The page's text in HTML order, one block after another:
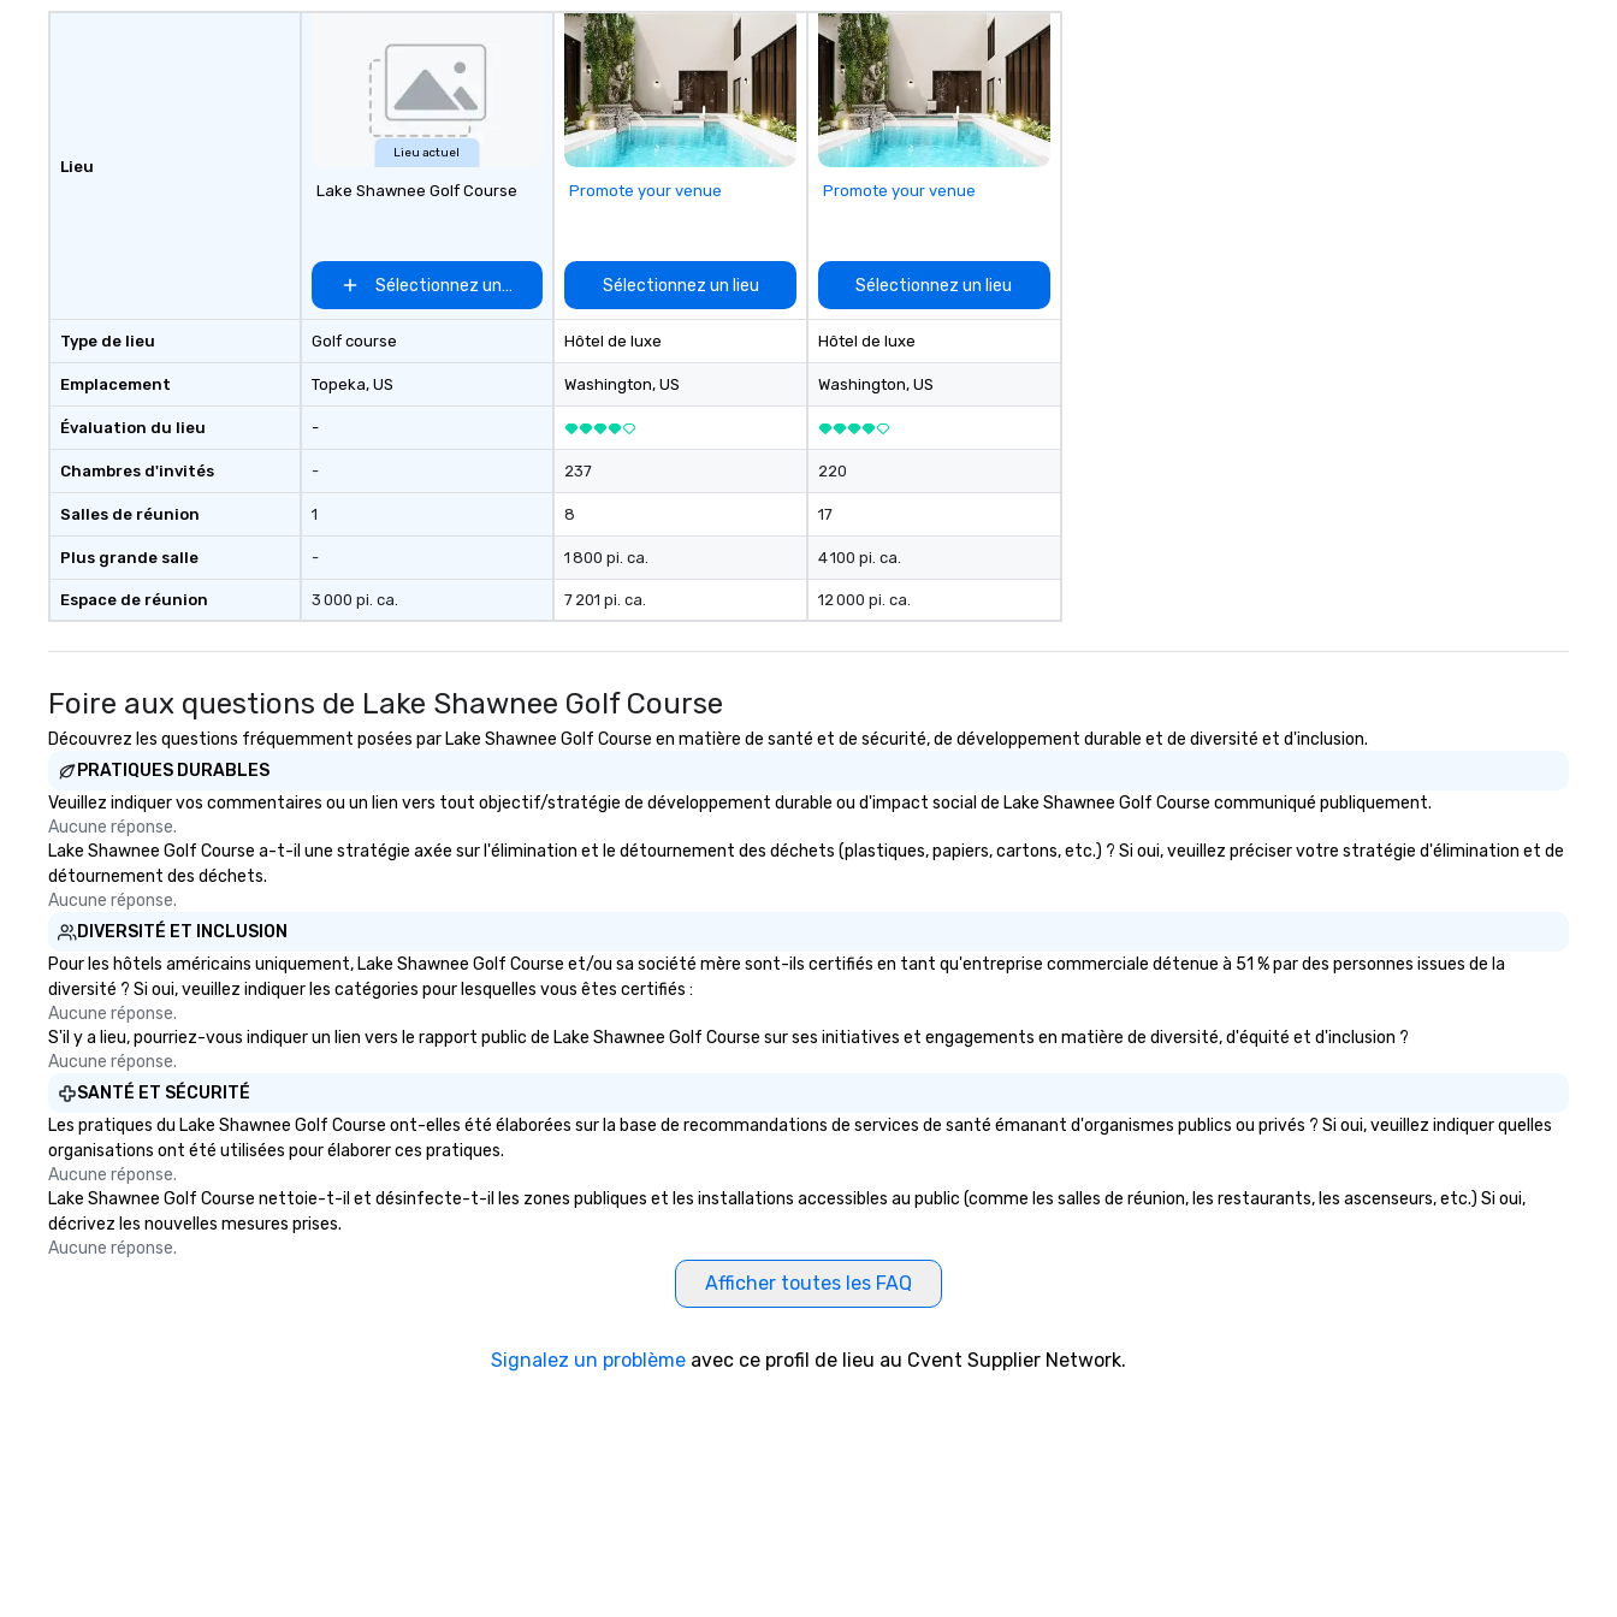
Lieu
Type de lieu
Emplacement
Évaluation du lieu
Chambres d'invités
Salles de réunion
Plus grande salle
Espace de réunion
Lieu actuel
Lake Shawnee Golf Course
Sélectionnez un lieu
Golf course
Topeka, US
-
-
1
-
3 000 pi. ca.
Promote your venue
Sélectionnez un lieu
Hôtel de luxe
Washington, US
237
8
1 800 pi. ca.
7 201 pi. ca.
Promote your venue
Sélectionnez un lieu
Hôtel de luxe
Washington, US
220
17
4 100 pi. ca.
12 000 pi. ca.
Foire aux questions de Lake Shawnee Golf Course
Découvrez les questions fréquemment posées par Lake Shawnee Golf Course en matière de santé et de sécurité, de développement durable et de diversité et d'inclusion.
PRATIQUES DURABLES
Veuillez indiquer vos commentaires ou un lien vers tout objectif/stratégie de développement durable ou d'impact social de Lake Shawnee Golf Course communiqué publiquement.
Aucune réponse.
Lake Shawnee Golf Course a-t-il une stratégie axée sur l'élimination et le détournement des déchets (plastiques, papiers, cartons, etc.) ? Si oui, veuillez préciser votre stratégie d'élimination et de
détournement des déchets.
Aucune réponse.
DIVERSITÉ ET INCLUSION
Pour les hôtels américains uniquement, Lake Shawnee Golf Course et/ou sa société mère sont-ils certifiés en tant qu'entreprise commerciale détenue à 51 % par des personnes issues de la
diversité ? Si oui, veuillez indiquer les catégories pour lesquelles vous êtes certifiés :
Aucune réponse.
S'il y a lieu, pourriez-vous indiquer un lien vers le rapport public de Lake Shawnee Golf Course sur ses initiatives et engagements en matière de diversité, d'équité et d'inclusion ?
Aucune réponse.
SANTÉ ET SÉCURITÉ
Les pratiques du Lake Shawnee Golf Course ont-elles été élaborées sur la base de recommandations de services de santé émanant d'organismes publics ou privés ? Si oui, veuillez indiquer quelles
organisations ont été utilisées pour élaborer ces pratiques.
Aucune réponse.
Lake Shawnee Golf Course nettoie-t-il et désinfecte-t-il les zones publiques et les installations accessibles au public (comme les salles de réunion, les restaurants, les ascenseurs, etc.) Si oui,
décrivez les nouvelles mesures prises.
Aucune réponse.
Afficher toutes les FAQ
Signalez un problème avec ce profil de lieu au Cvent Supplier Network.